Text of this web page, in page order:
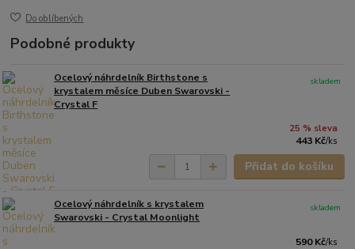
Do oblíbených
Podobné produkty
Ocelový náhrdelník Birthstone s
krystalem měsíce Duben Swarovski -
Crystal F
25 % sleva
443 Kč/ks
skladem
Přidat do košíku
Ocelový náhrdelník s krystalem
Swarovski - Crystal Moonlight
590 Kč/ks
skladem